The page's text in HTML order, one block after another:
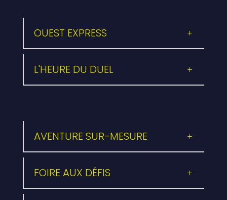
OUEST EXPRESS
L'HEURE DU DUEL
AVENTURE SUR-MESURE
FOIRE AUX DÉFIS